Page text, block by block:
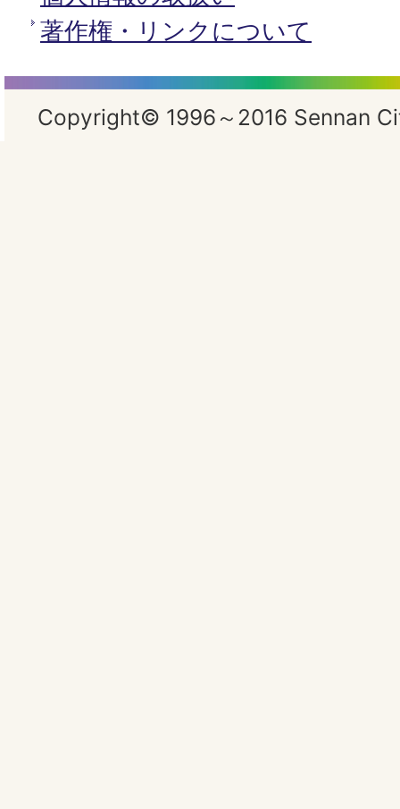
著作権・リンクについて
Copyright© 1996～2016 Sennan